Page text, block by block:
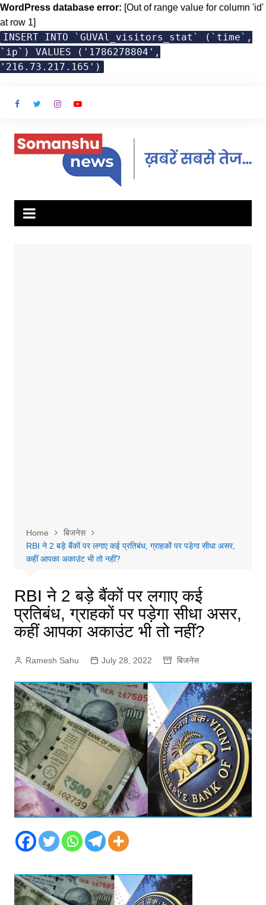
WordPress database error: [Out of range value for column 'id'
at row 1]
INSERT INTO `GUVAl_visitors_stat` (`time`,
`ip`) VALUES ('1786278804',
'216.73.217.165')
Home
बिजनेस
RBI ने 2 बड़े बैंकों पर लगाए कई प्रतिबंध, ग्राहकों पर पड़ेगा सीधा असर,
कहीं आपका अकाउंट भी तो नहीं?
RBI ने 2 बड़े बैंकों पर लगाए कई
प्रतिबंध, ग्राहकों पर पड़ेगा सीधा असर,
कहीं आपका अकाउंट भी तो नहीं?
Ramesh Sahu July 28, 2022 बिजनेस